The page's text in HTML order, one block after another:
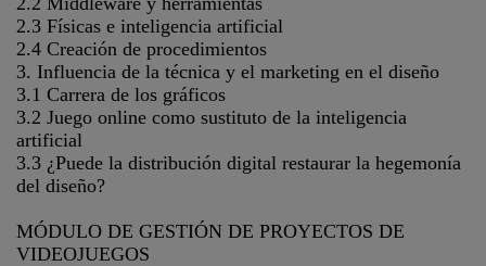
2.3 Físicas e inteligencia artificial
2.4 Creación de procedimientos
3. Influencia de la técnica y el marketing en el diseño
3.1 Carrera de los gráficos
3.2 Juego online como sustituto de la inteligencia
artificial
3.3 ¿Puede la distribución digital restaurar la hegemonía
del diseño?
MÓDULO DE GESTIÓN DE PROYECTOS DE
VIDEOJUEGOS